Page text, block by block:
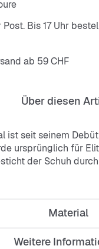
Bis 17 Uhr
ab 59 CHF
Über diesen
ist seit seinem
ursprünglich für
der Schuh
aus
Gefühl,
Naturgummi
und
und der Name
Hauch von
Material
Weitere